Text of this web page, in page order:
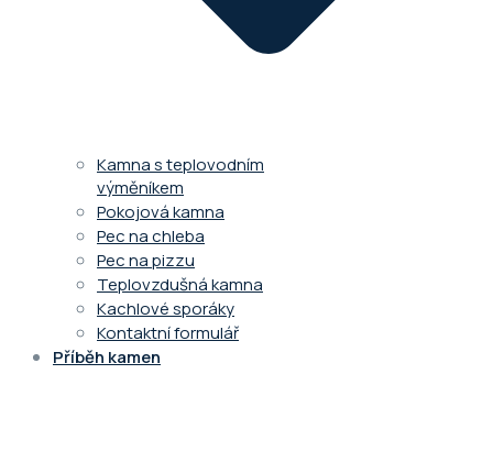
Kamna s teplovodním
výměníkem
Pokojová kamna
Pec na chleba
Pec na pizzu
Teplovzdušná kamna
Kachlové sporáky
Kontaktní formulář
Příběh kamen